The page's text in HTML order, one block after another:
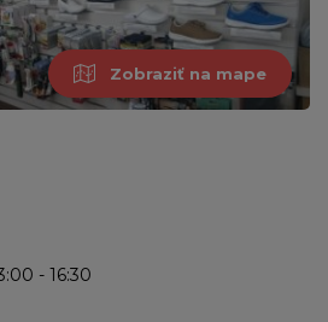
Zobraziť na mape
- 16:30